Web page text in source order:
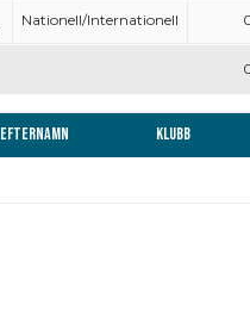
Nationell/Internationell
Efternamn Klubb